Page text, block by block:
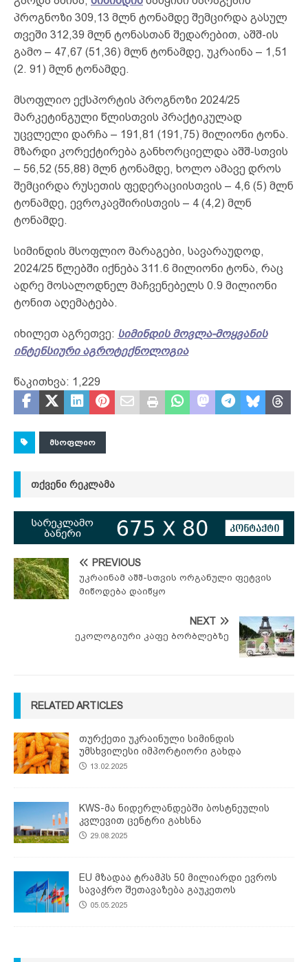
პროგნოზი 309,13 მლნ ტონამდე შემცირდა გასულ
თვეში 312,39 მლნ ტონასთან შედარებით, აშშ-ის
გამო – 47,67 (51,36) მლნ ტონამდე, უკრაინა – 1,51
(2. 91) მლნ ტონამდე.
მსოფლიო ექსპორტის პროგნოზი 2024/25
მარკეტინგული წლისთვის პრაქტიკულად
უცვლელი დარჩა – 191,81 (191,75) მილიონი ტონა.
მზარდი კორექტირება განხორციელდა აშშ-სთვის
– 56,52 (55,88) მლნ ტონამდე, ხოლო ამავე დროს
შემცირდა რუსეთის ფედერაციისთვის – 4,6 (5) მლნ
ტონამდე, ევროკავშირისთვის – 4 (4,2) მლნ
ტონამდე.
სიმინდის მსოფლიო მარაგები, სავარაუდოდ,
2024/25 წლებში იქნება 311.6 მილიონი ტონა, რაც
ადრე მოსალოდნელ მაჩვენებელს 0.9 მილიონი
ტონით აღემატება.
იხილეთ აგრეთვე: სიმინდის მოვლა-მოყვანის
ინტენსიური აგროტექნოლოგია
წაკითხვა: 1,229
ᲛᲡᲝᲤᲚᲘᲝ
ᲗᲥᲕᲔᲜᲘ ᲠᲔᲙᲚᲐᲛᲐ
PREVIOUS
უკრაინამ აშშ-სთვის ორგანული ფეტვის
მიწოდება დაიწყო
NEXT
ეკოლოგიური კაფე ბორბლებზე
RELATED ARTICLES
თურქეთი უკრაინული სიმინდის
უმსხვილესი იმპორტიორი გახდა
13.02.2025
KWS-მა ნიდერლანდებში ბოსტნეულის
კვლევით ცენტრი გახსნა
29.08.2025
EU მზადაა ტრამპს 50 მილიარდი ევროს
სავაჭრო შეთავაზება გაუკეთოს
05.05.2025